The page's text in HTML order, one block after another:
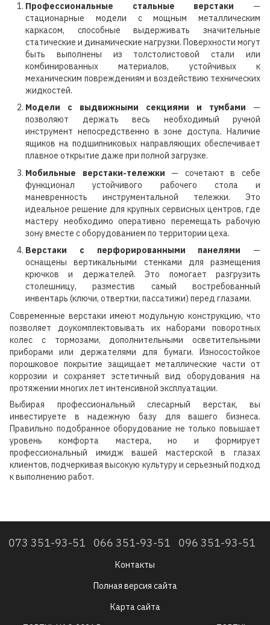
Профессиональные стальные верстаки —
стационарные модели с мощным металлическим
каркасом, способные выдерживать значительные
статические и динамические нагрузки. Поверхности могут
быть выполнены из толстолистовой стали или
комбинированных материалов, устойчивых к
механическим повреждениям и воздействию технических
жидкостей.
Модели с выдвижными секциями и тумбами —
позволяют держать весь необходимый ручной
инструмент непосредственно в зоне доступа. Наличие
ящиков на подшипниковых направляющих обеспечивает
плавное открытие даже при полной загрузке.
Мобильные верстаки-тележки — сочетают в себе
функционал устойчивого рабочего стола и
маневренность инструментальной тележки. Это
идеальное решение для крупных сервисных центров, где
мастеру необходимо оперативно перемещать рабочую
зону вместе с оборудованием по территории цеха.
Верстаки с перфорированными панелями —
оснащены вертикальными стенками для размещения
крючков и держателей. Это помогает разгрузить
столешницу, разместив самый востребованный
инвентарь (ключи, отвертки, пассатижи) перед глазами.
Современные верстаки имеют модульную конструкцию, что
позволяет доукомплектовывать их наборами поворотных
колес с тормозами, дополнительными осветительными
приборами или держателями для бумаги. Износостойкое
порошковое покрытие защищает металлические части от
коррозии и сохраняет эстетичный вид оборудования на
протяжении многих лет интенсивной эксплуатации.
Выбирая профессиональный слесарный верстак, вы
инвестируете в надежную базу для вашего бизнеса.
Правильно подобранное оборудование не только повышает
уровень комфорта мастера, но и формирует
профессиональный имидж вашей мастерской в глазах
клиентов, подчеркивая высокую культуру и серьезный подход
к выполнению работ.
073 351-93-51 066 351-93-51 096 351-93-51
Контакты
Полная версия сайта
Карта сайта